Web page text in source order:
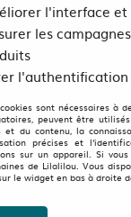
Bijoux,
>Pantalon Homme
l'interface
les
sont nécessaires à
peuvent être
et du contenu, la
précises et
sur un appareil. Si
de Lilalilou. Vous
le widget en bas à droite